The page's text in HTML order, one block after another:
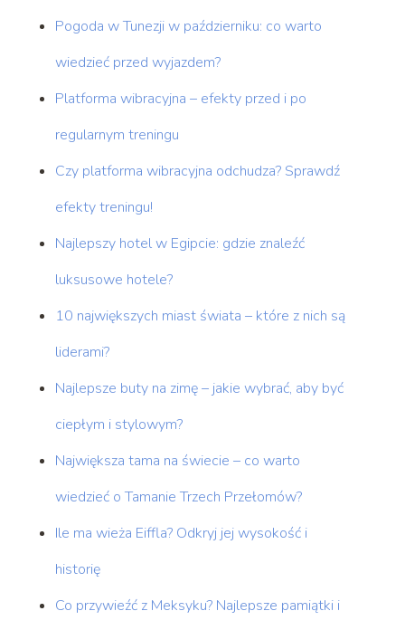
Pogoda w Tunezji w październiku: co warto
wiedzieć przed wyjazdem?
Platforma wibracyjna – efekty przed i po
regularnym treningu
Czy platforma wibracyjna odchudza? Sprawdź
efekty treningu!
Najlepszy hotel w Egipcie: gdzie znaleźć
luksusowe hotele?
10 największych miast świata – które z nich są
liderami?
Najlepsze buty na zimę – jakie wybrać, aby być
ciepłym i stylowym?
Największa tama na świecie – co warto
wiedzieć o Tamanie Trzech Przełomów?
Ile ma wieża Eiffla? Odkryj jej wysokość i
historię
Co przywieźć z Meksyku? Najlepsze pamiątki i